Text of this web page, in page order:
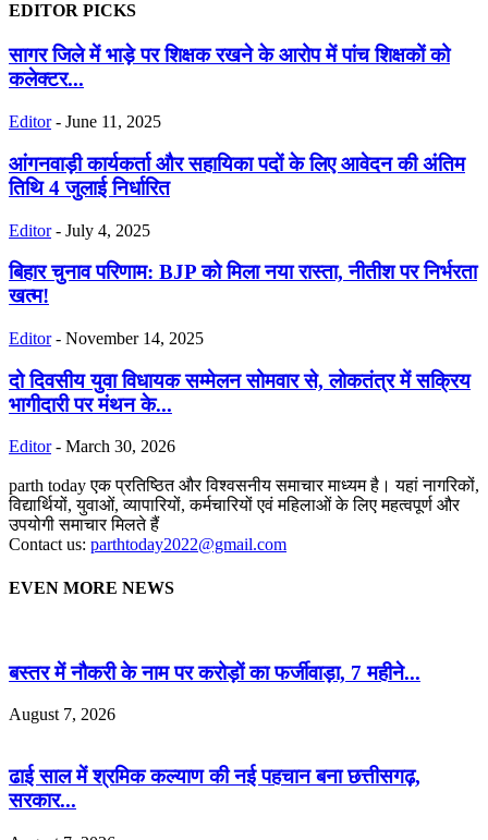
EDITOR PICKS
सागर जिले में भाड़े पर शिक्षक रखने के आरोप में पांच शिक्षकों को
कलेक्टर...
Editor - June 11, 2025
आंगनवाड़ी कार्यकर्ता और सहायिका पदों के लिए आवेदन की अंतिम
तिथि 4 जुलाई निर्धारित
Editor - July 4, 2025
बिहार चुनाव परिणाम: BJP को मिला नया रास्ता, नीतीश पर निर्भरता
खत्म!
Editor - November 14, 2025
दो दिवसीय युवा विधायक सम्मेलन सोमवार से, लोकतंत्र में सक्रिय
भागीदारी पर मंथन के...
Editor - March 30, 2026
parth today एक प्रतिष्ठित और विश्वसनीय समाचार माध्यम है। यहां नागरिकों,
विद्यार्थियों, युवाओं, व्यापारियों, कर्मचारियों एवं महिलाओं के लिए महत्वपूर्ण और
उपयोगी समाचार मिलते हैं
Contact us: parthtoday2022@gmail.com
EVEN MORE NEWS
बस्तर में नौकरी के नाम पर करोड़ों का फर्जीवाड़ा, 7 महीने...
August 7, 2026
ढाई साल में श्रमिक कल्याण की नई पहचान बना छत्तीसगढ़,
सरकार...